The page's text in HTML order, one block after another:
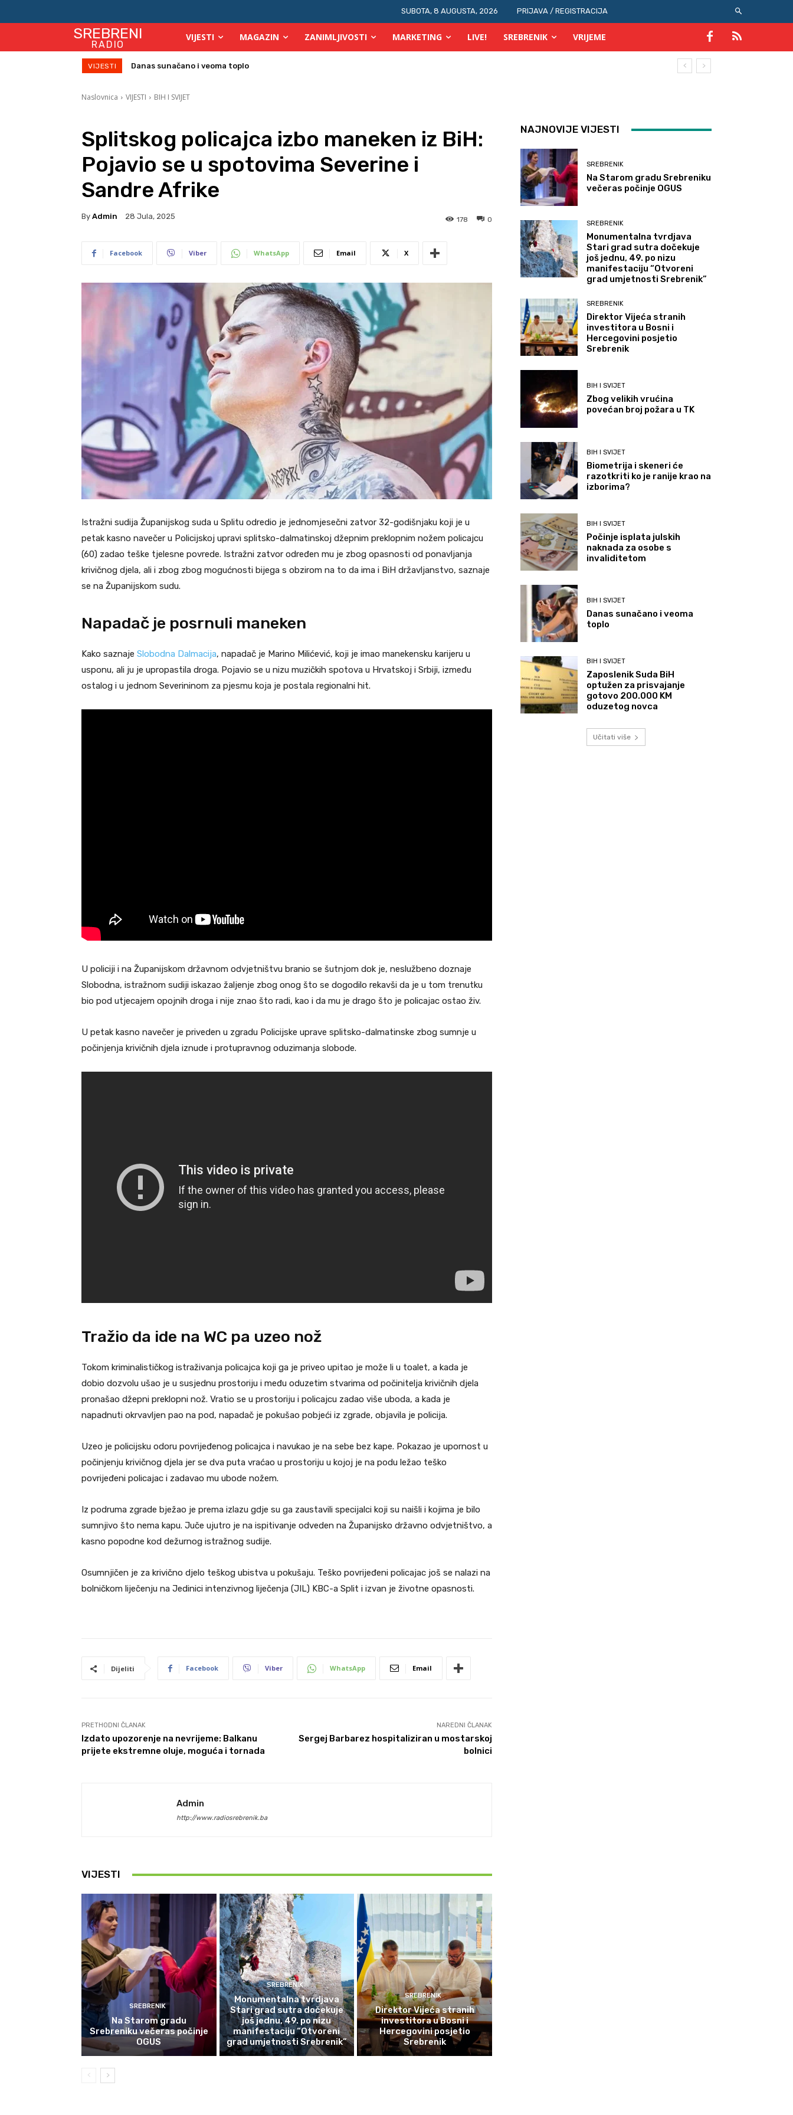
SUBOTA, 8 AUGUSTA, 2026 PRIJAVA / REGISTRACIJA
SREBRENI
RADIO
VIJESTI MAGAZIN ZANIMLJIVOSTI MARKETING LIVE! SREBRENIK VRIJEME
VIJESTI Na Starom gradu Srebreniku večeras počinje OGUS
Naslovnica VIJESTI BIH I SVIJET
Splitskog policajca izbo maneken iz BiH:
Pojavio se u spotovima Severine i
Sandre Afrike
By Admin 28 Jula, 2025 0
178
Facebook Viber WhatsApp Email X
Istražni sudija Županijskog suda u Splitu odredio je jednomjesečni zatvor 32-godišnjaku koji je u
petak kasno navečer u Policijskoj upravi splitsko-dalmatinskoj džepnim preklopnim nožem policajcu
(60) zadao teške tjelesne povrede. Istražni zatvor određen mu je zbog opasnosti od ponavljanja
krivičnog djela, ali i zbog zbog mogućnosti bijega s obzirom na to da ima i BiH državljanstvo, saznaje
se na Županijskom sudu.
Napadač je posrnuli maneken
Kako saznaje Slobodna Dalmacija, napadač je Marino Milićević, koji je imao manekensku karijeru u
usponu, ali ju je upropastila droga. Pojavio se u nizu muzičkih spotova u Hrvatskoj i Srbiji, između
ostalog i u jednom Severininom za pjesmu koja je postala regionalni hit.
U policiji i na Županijskom državnom odvjetništvu branio se šutnjom dok je, neslužbeno doznaje
Slobodna, istražnom sudiji iskazao žaljenje zbog onog što se dogodilo rekavši da je u tom trenutku
bio pod utjecajem opojnih droga i nije znao što radi, kao i da mu je drago što je policajac ostao živ.
U petak kasno navečer je priveden u zgradu Policijske uprave splitsko-dalmatinske zbog sumnje u
počinjenja krivičnih djela iznude i protupravnog oduzimanja slobode.
Tražio da ide na WC pa uzeo nož
Tokom kriminalističkog istraživanja policajca koji ga je priveo upitao je može li u toalet, a kada je
dobio dozvolu ušao je u susjednu prostoriju i među oduzetim stvarima od počinitelja krivičnih djela
pronašao džepni preklopni nož. Vratio se u prostoriju i policajcu zadao više uboda, a kada je
napadnuti okrvavljen pao na pod, napadač je pokušao pobjeći iz zgrade, objavila je policija.
Uzeo je policijsku odoru povrijeđenog policajca i navukao je na sebe bez kape. Pokazao je upornost u
počinjenju krivičnog djela jer se dva puta vraćao u prostoriju u kojoj je na podu ležao teško
povrijeđeni policajac i zadavao mu ubode nožem.
Iz podruma zgrade bježao je prema izlazu gdje su ga zaustavili specijalci koji su naišli i kojima je bilo
sumnjivo što nema kapu. Juče ujutro je na ispitivanje odveden na Županijsko državno odvjetništvo, a
kasno popodne kod dežurnog istražnog sudije.
Osumnjičen je za krivično djelo teškog ubistva u pokušaju. Teško povrijeđeni policajac još se nalazi na
bolničkom liječenju na Jedinici intenzivnog liječenja (JIL) KBC-a Split i izvan je životne opasnosti.
Dijeliti Facebook Viber WhatsApp Email
PRETHODNI ČLANAK
Izdato upozorenje na nevrijeme: Balkanu
prijete ekstremne oluje, moguća i tornada
NAREDNI ČLANAK
Sergej Barbarez hospitaliziran u mostarskoj
bolnici
Admin
http://www.radiosrebrenik.ba
VIJESTI
SREBRENIK
Na Starom gradu
Srebreniku večeras počinje
OGUS
SREBRENIK
Monumentalna tvrdjava
Stari grad sutra dočekuje
još jednu, 49. po nizu
manifestaciju “Otvoreni
grad umjetnosti Srebrenik”
SREBRENIK
Direktor Vijeća stranih
investitora u Bosni i
Hercegovini posjetio
Srebrenik
NAJNOVIJE VIJESTI
SREBRENIK
Na Starom gradu Srebreniku
večeras počinje OGUS
SREBRENIK
Monumentalna tvrdjava
Stari grad sutra dočekuje
još jednu, 49. po nizu
manifestaciju “Otvoreni
grad umjetnosti Srebrenik”
SREBRENIK
Direktor Vijeća stranih
investitora u Bosni i
Hercegovini posjetio
Srebrenik
BIH I SVIJET
Zbog velikih vrućina
povećan broj požara u TK
BIH I SVIJET
Biometrija i skeneri će
razotkriti ko je ranije krao na
izborima?
BIH I SVIJET
Počinje isplata julskih
naknada za osobe s
invaliditetom
BIH I SVIJET
Danas sunačano i veoma
toplo
BIH I SVIJET
Zaposlenik Suda BiH
optužen za prisvajanje
gotovo 200.000 KM
oduzetog novca
Učitati više